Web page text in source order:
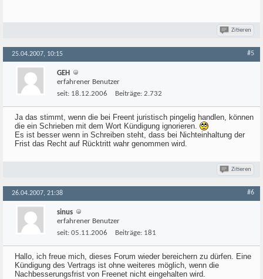
Zitieren
25.04.2007, 10:15 #5
GEH
erfahrener Benutzer
seit: 18.12.2006 Beiträge: 2.732
Ja das stimmt, wenn die bei Freent juristisch pingelig handlen, können
die ein Schrieben mit dem Wort Kündigung ignorieren.
Es ist besser wenn in Schreiben steht, dass bei Nichteinhaltung der
Frist das Recht auf Rücktritt wahr genommen wird.
Zitieren
26.04.2007, 21:38 #6
sinus
erfahrener Benutzer
seit: 05.11.2006 Beiträge: 181
Hallo, ich freue mich, dieses Forum wieder bereichern zu dürfen. Eine
Kündigung des Vertrags ist ohne weiteres möglich, wenn die
Nachbesserungsfrist von Freenet nicht eingehalten wird.